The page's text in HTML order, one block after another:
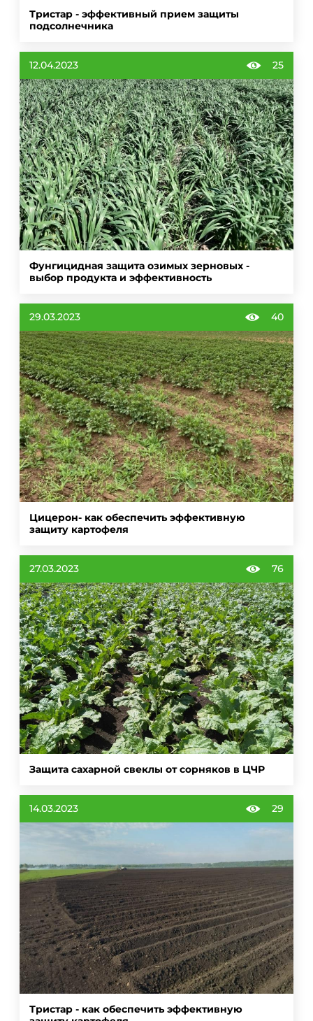
Тристар - эффективный прием защиты
подсолнечника
12.04.2023 25
Фунгицидная защита озимых зерновых -
выбор продукта и эффективность
29.03.2023 40
Цицерон- как обеспечить эффективную
защиту картофеля
27.03.2023 76
Защита сахарной свеклы от сорняков в ЦЧР
14.03.2023 29
Тристар - как обеспечить эффективную